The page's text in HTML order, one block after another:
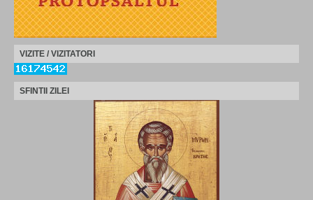
VIZITE / VIZITATORI
SFINTII ZILEI